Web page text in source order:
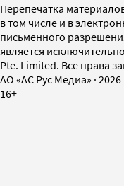
Перепечатка
в том числе и в
письменного
является
Pte. Limited. Все права
AO «АС Рус Медиа» · 2026
16+